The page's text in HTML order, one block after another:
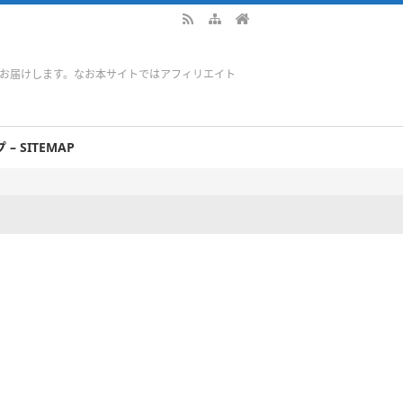
届けします。なお本サイトではアフィリエイト
– SITEMAP